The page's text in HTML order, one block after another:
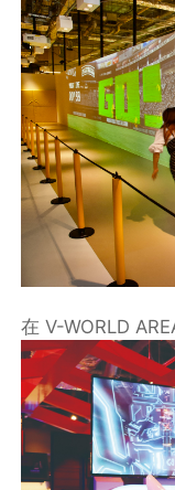
在 V-WORLD